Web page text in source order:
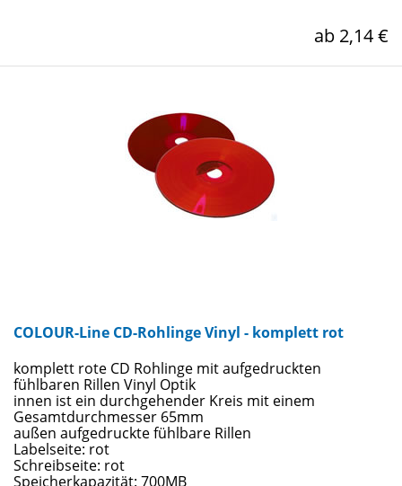
ab 2,14 €
COLOUR-Line CD-Rohlinge Vinyl - komplett rot
komplett rote CD Rohlinge mit aufgedruckten
fühlbaren Rillen Vinyl Optik
innen ist ein durchgehender Kreis mit einem
Gesamtdurchmesser 65mm
außen aufgedruckte fühlbare Rillen
Labelseite: rot
Schreibseite: rot
Speicherkapazität: 700MB